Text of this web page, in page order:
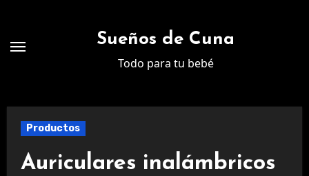
contenido
Sueños de Cuna
Todo para tu bebé
Productos
Auriculares inalámbricos